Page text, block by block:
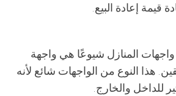
قيمة إعادة البيع.
واجهات المنازل شيوعًا هي واجهة
هذا النوع من الواجهات شائع لأنه
للداخل والخارج.